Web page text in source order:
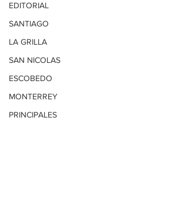
EDITORIAL
SANTIAGO
LA GRILLA
SAN NICOLAS
ESCOBEDO
MONTERREY
PRINCIPALES